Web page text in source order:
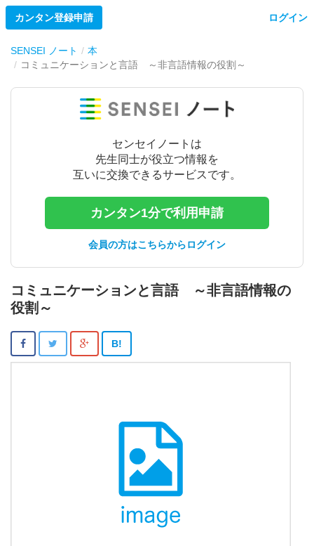
カンタン登録申請 ログイン
SENSEI ノート
本
コミュニケーションと言語 ～非言語情報の役割～
センセイノートは
先生同士が役立つ情報を
互いに交換できるサービスです。
カンタン1分で利用申請
会員の方はこちらからログイン
コミュニケーションと言語 ～非言語情報の
役割～
B!